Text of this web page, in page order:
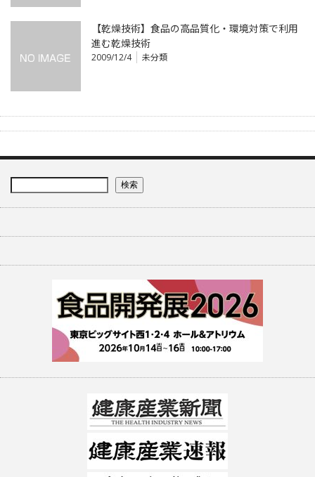
【乾燥技術】食品の高品質化・環境対策で利用
進む乾燥技術
2009/12/4 未分類
検索